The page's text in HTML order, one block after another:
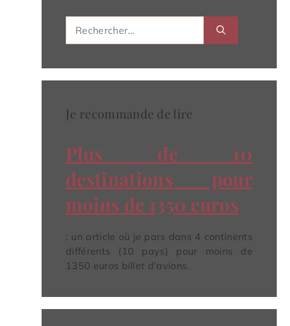
Je recommande de lire
Plus de 10
destinations pour
moins de 1350 euros
: un article où je pars dans 4 continents
différents (10 pays) pour moins de
1350 euros billet d'avions.